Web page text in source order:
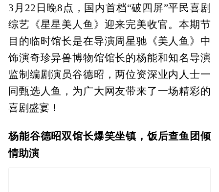
3月22日晚8点，国内首档“破四屏”平民喜剧
综艺《星星美人鱼》迎来完美收官。本期节
目的临时馆长是在导演周星驰《美人鱼》中
饰演奇珍异兽博物馆馆长的杨能和知名导演
监制编剧演员谷德昭，两位资深业内人士一
同甄选人鱼，为广大网友带来了一场精彩的
喜剧盛宴！
杨能谷德昭双馆长爆笑坐镇，饭后查鱼团倾
情助演